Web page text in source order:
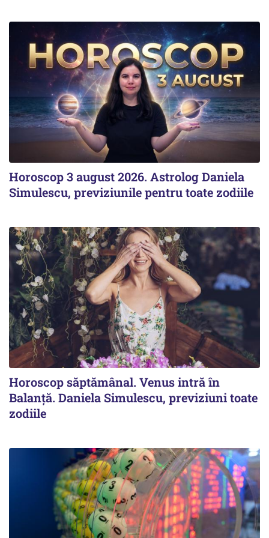
Horoscop 3 august 2026. Astrolog Daniela
Simulescu, previziunile pentru toate zodiile
Horoscop săptămânal. Venus intră în
Balanță. Daniela Simulescu, previziuni toate
zodiile